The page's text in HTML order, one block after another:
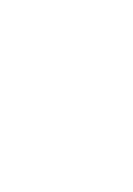
PARTITIONS POUR